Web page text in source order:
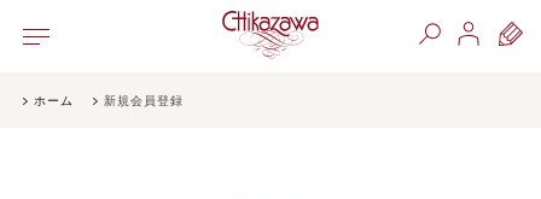
ホーム 新規会員登録